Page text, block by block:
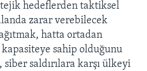
hedeflerden taktiksel
zarar verebilecek
hatta ortadan
sahip olduğunu
saldırılara karşı ülkeyi